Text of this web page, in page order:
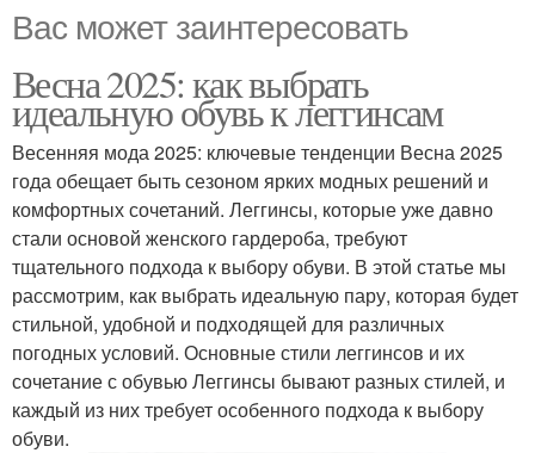
Вас может заинтересовать
Весна 2025: как выбрать
идеальную обувь к леггинсам
Весенняя мода 2025: ключевые тенденции Весна 2025
года обещает быть сезоном ярких модных решений и
комфортных сочетаний. Леггинсы, которые уже давно
стали основой женского гардероба, требуют
тщательного подхода к выбору обуви. В этой статье мы
рассмотрим, как выбрать идеальную пару, которая будет
стильной, удобной и подходящей для различных
погодных условий. Основные стили леггинсов и их
сочетание с обувью Леггинсы бывают разных стилей, и
каждый из них требует особенного подхода к выбору
обуви.